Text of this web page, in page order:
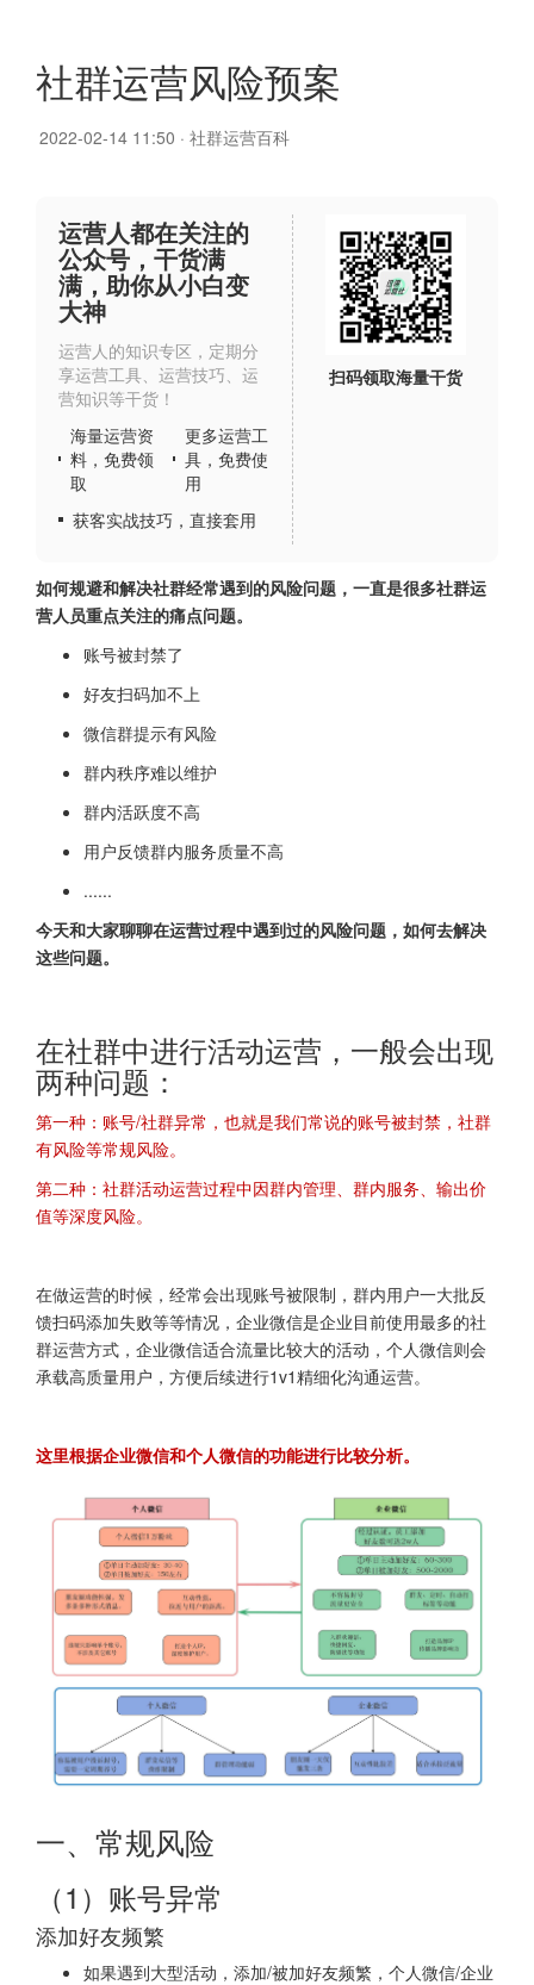
社群运营风险预案
2022-02-14 11:50 · 社群运营百科
运营人都在关注的
公众号，干货满
满，助你从小白变
大神
运营人的知识专区，定期分
享运营工具、运营技巧、运
营知识等干货！
海量运营资
料，免费领
取
更多运营工
具，免费使
用
获客实战技巧，直接套用
扫码领取海量干货
如何规避和解决社群经常遇到的风险问题，一直是很多社群运
营人员重点关注的痛点问题。
账号被封禁了
好友扫码加不上
微信群提示有风险
群内秩序难以维护
群内活跃度不高
用户反馈群内服务质量不高
......
今天和大家聊聊在运营过程中遇到过的风险问题，如何去解决
这些问题。
在社群中进行活动运营，一般会出现
两种问题：
第一种：账号/社群异常，也就是我们常说的账号被封禁，社群
有风险等常规风险。
第二种：社群活动运营过程中因群内管理、群内服务、输出价
值等深度风险。
在做运营的时候，经常会出现账号被限制，群内用户一大批反
馈扫码添加失败等等情况，企业微信是企业目前使用最多的社
群运营方式，企业微信适合流量比较大的活动，个人微信则会
承载高质量用户，方便后续进行1v1精细化沟通运营。
这里根据企业微信和个人微信的功能进行比较分析。
一、常规风险
（1）账号异常
添加好友频繁
如果遇到大型活动，添加/被加好友频繁，个人微信/企业